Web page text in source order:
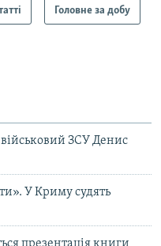
Головне за добу
військовий ЗСУ Денис
У Криму судять